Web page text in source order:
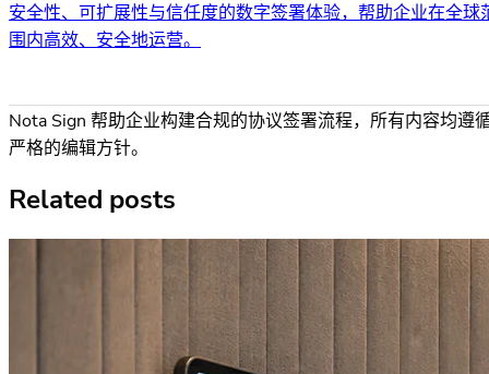
安全性、可扩展性与信任度的数字签署体验，帮助企业在全球
围内高效、安全地运营。
Nota Sign 帮助企业构建合规的协议签署流程，所有内容均遵
严格的编辑方针。
Related posts